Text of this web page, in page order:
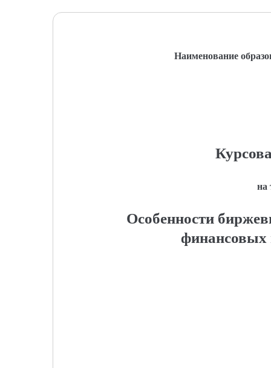
Наименование
на
Особенности
финансовых